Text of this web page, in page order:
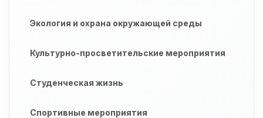
Экология и охрана окружающей среды
Культурно-просветительские мероприятия
Студенческая жизнь
Спортивные мероприятия